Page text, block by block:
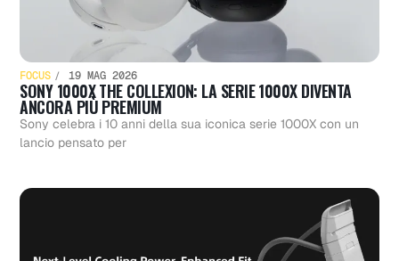
FOCUS 19 MAG 2026
SONY 1000X THE COLLEXION: LA SERIE 1000X DIVENTA
ANCORA PIÙ PREMIUM
Sony celebra i 10 anni della sua iconica serie 1000X con un
lancio pensato per